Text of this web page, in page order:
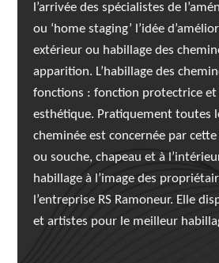
l’arrivée des spécialistes de
ou ‘home staging’ l’idée
extérieur ou habillage des
apparition. L’habillage des
fonctions : fonction protectrice
esthétique. Pratiquement toutes
cheminée est concernée par
ou souche, chapeau et à
habillage à l’image des
l’entreprise RS Ramoneur. Elle
et artistes pour le meilleur